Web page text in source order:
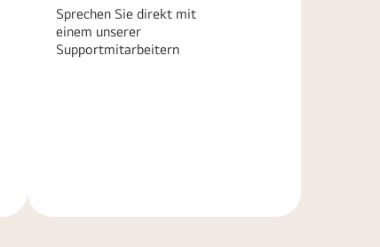
Sprechen Sie direkt mit
einem unserer
Supportmitarbeitern